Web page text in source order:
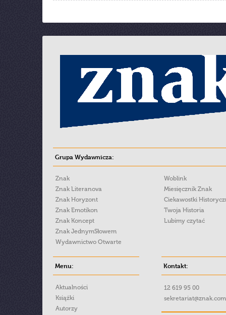
Grupa Wydawnicza:
Znak
Znak Literanova
Znak Horyzont
Znak Emotikon
Znak Koncept
Znak JednymSłowem
Wydawnictwo Otwarte
Woblink
Miesięcznik Znak
Ciekawostki
Twoja Historia
Lubimy czytać
Menu:
Aktualności
Książki
Autorzy
Kontakt:
12 619 95 00